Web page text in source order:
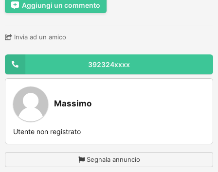
Aggiungi un commento
Invia ad un amico
392324xxxx
Massimo
Utente non registrato
Segnala annuncio